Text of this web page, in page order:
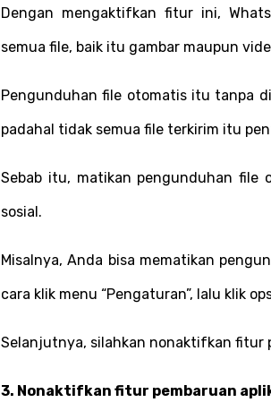
Dengan mengaktifkan fitur ini,
semua file, baik itu gambar maupun
Pengunduhan file otomatis itu tanpa
padahal tidak semua file terkirim itu
Sebab itu, matikan pengunduhan file
sosial.
Misalnya, Anda bisa mematikan
cara klik menu “Pengaturan”, lalu klik
Selanjutnya, silahkan nonaktifkan fitur
3. Nonaktifkan fitur pembaruan